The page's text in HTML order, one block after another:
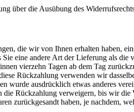
über die Ausübung des
die wir von Ihnen erhalten haben,
eine andere Art der Lieferung als die
vierzehn Tagen ab dem Tag
Rückzahlung verwenden wir
wurde ausdrücklich etwas anderes
Rückzahlung verweigern, bis wir die
zurückgesandt haben, je nachdem,